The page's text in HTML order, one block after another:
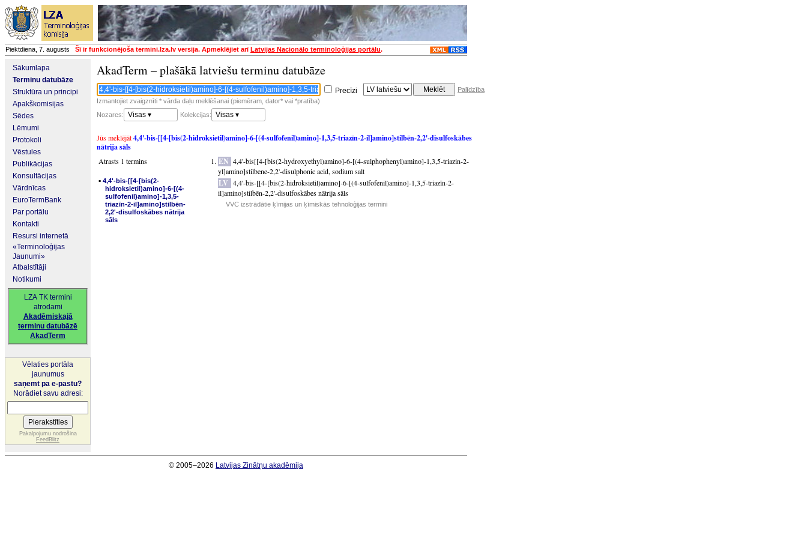
Piektdiena, 7. augusts Šī ir funkcionējoša termini.lza.lv versija. Apmeklējiet arīLatvijas Nacionālo terminoloģijas portālu.
Sākumlapa
Terminu datubāze
Struktūra un principi
Apakškomisijas
Sēdes
Lēmumi
Protokoli
Vēstules
Publikācijas
Konsultācijas
Vārdnīcas
EuroTermBank
Par portālu
Kontakti
Resursi internetā
«Terminoloģijas
Jaunumi»
Atbalstītāji
Notikumi
LZA TK termini
atrodami
Akadēmiskajā
terminu datubāzē
AkadTerm
Vēlaties portāla
jaunumus
saņemt pa e-pastu?
Norādiet savu adresi:
Pakalpojumu nodrošina
FeedBlitz
AkadTerm – plašākā latviešu terminu datubāze
Precīzi
Palīdzība
Izmantojiet zvaigznīti * vārda daļu meklēšanai (piemēram, dator* vai *pratība)
Nozares:
Visas ▾ Kolekcijas: Visas ▾
Jūs meklējāt4,4'-bis-[[4-[bis(2-hidroksietil)amino]-6-[(4-sulfofenil)amino]-1,3,5-triazīn-2-il]amino]stilbēn-2,2'-disulfoskābes
nātrija sāls
Atrasts 1 termins
▪ 4,4'-bis-[[4-[bis(2-
hidroksietil)amino]-6-[(4-
sulfofenil)amino]-1,3,5-
triazīn-2-il]amino]stilbēn-
2,2'-disulfoskābes nātrija
sāls
EN 4,4'-bis[[4-[bis(2-hydroxyethyl)amino]-6-[(4-sulphophenyl)amino]-1,3,5-triazin-2-
yl]amino]stilbene-2,2'-disulphonic acid, sodium salt
LV 4,4'-bis-[[4-[bis(2-hidroksietil)amino]-6-[(4-sulfofenil)amino]-1,3,5-triazīn-2-
il]amino]stilbēn-2,2'-disulfoskābes nātrija sāls
VVC izstrādātie ķīmijas un ķīmiskās tehnoloģijas termini
© 2005–2026 Latvijas Zinātņu akadēmija